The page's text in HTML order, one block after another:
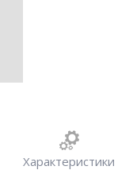
Характеристики